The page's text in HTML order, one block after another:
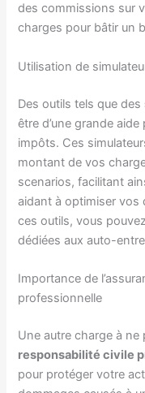
des commissions sur
charges pour bâtir un
Utilisation de
Des outils tels que des
être d’une grande
impôts. Ces
montant de vos
scenarios, facilitant
aidant à optimiser vos
ces outils, vous
dédiées aux auto-
Importance de
professionnelle
Une autre charge à ne
responsabilité civile
pour protéger votre